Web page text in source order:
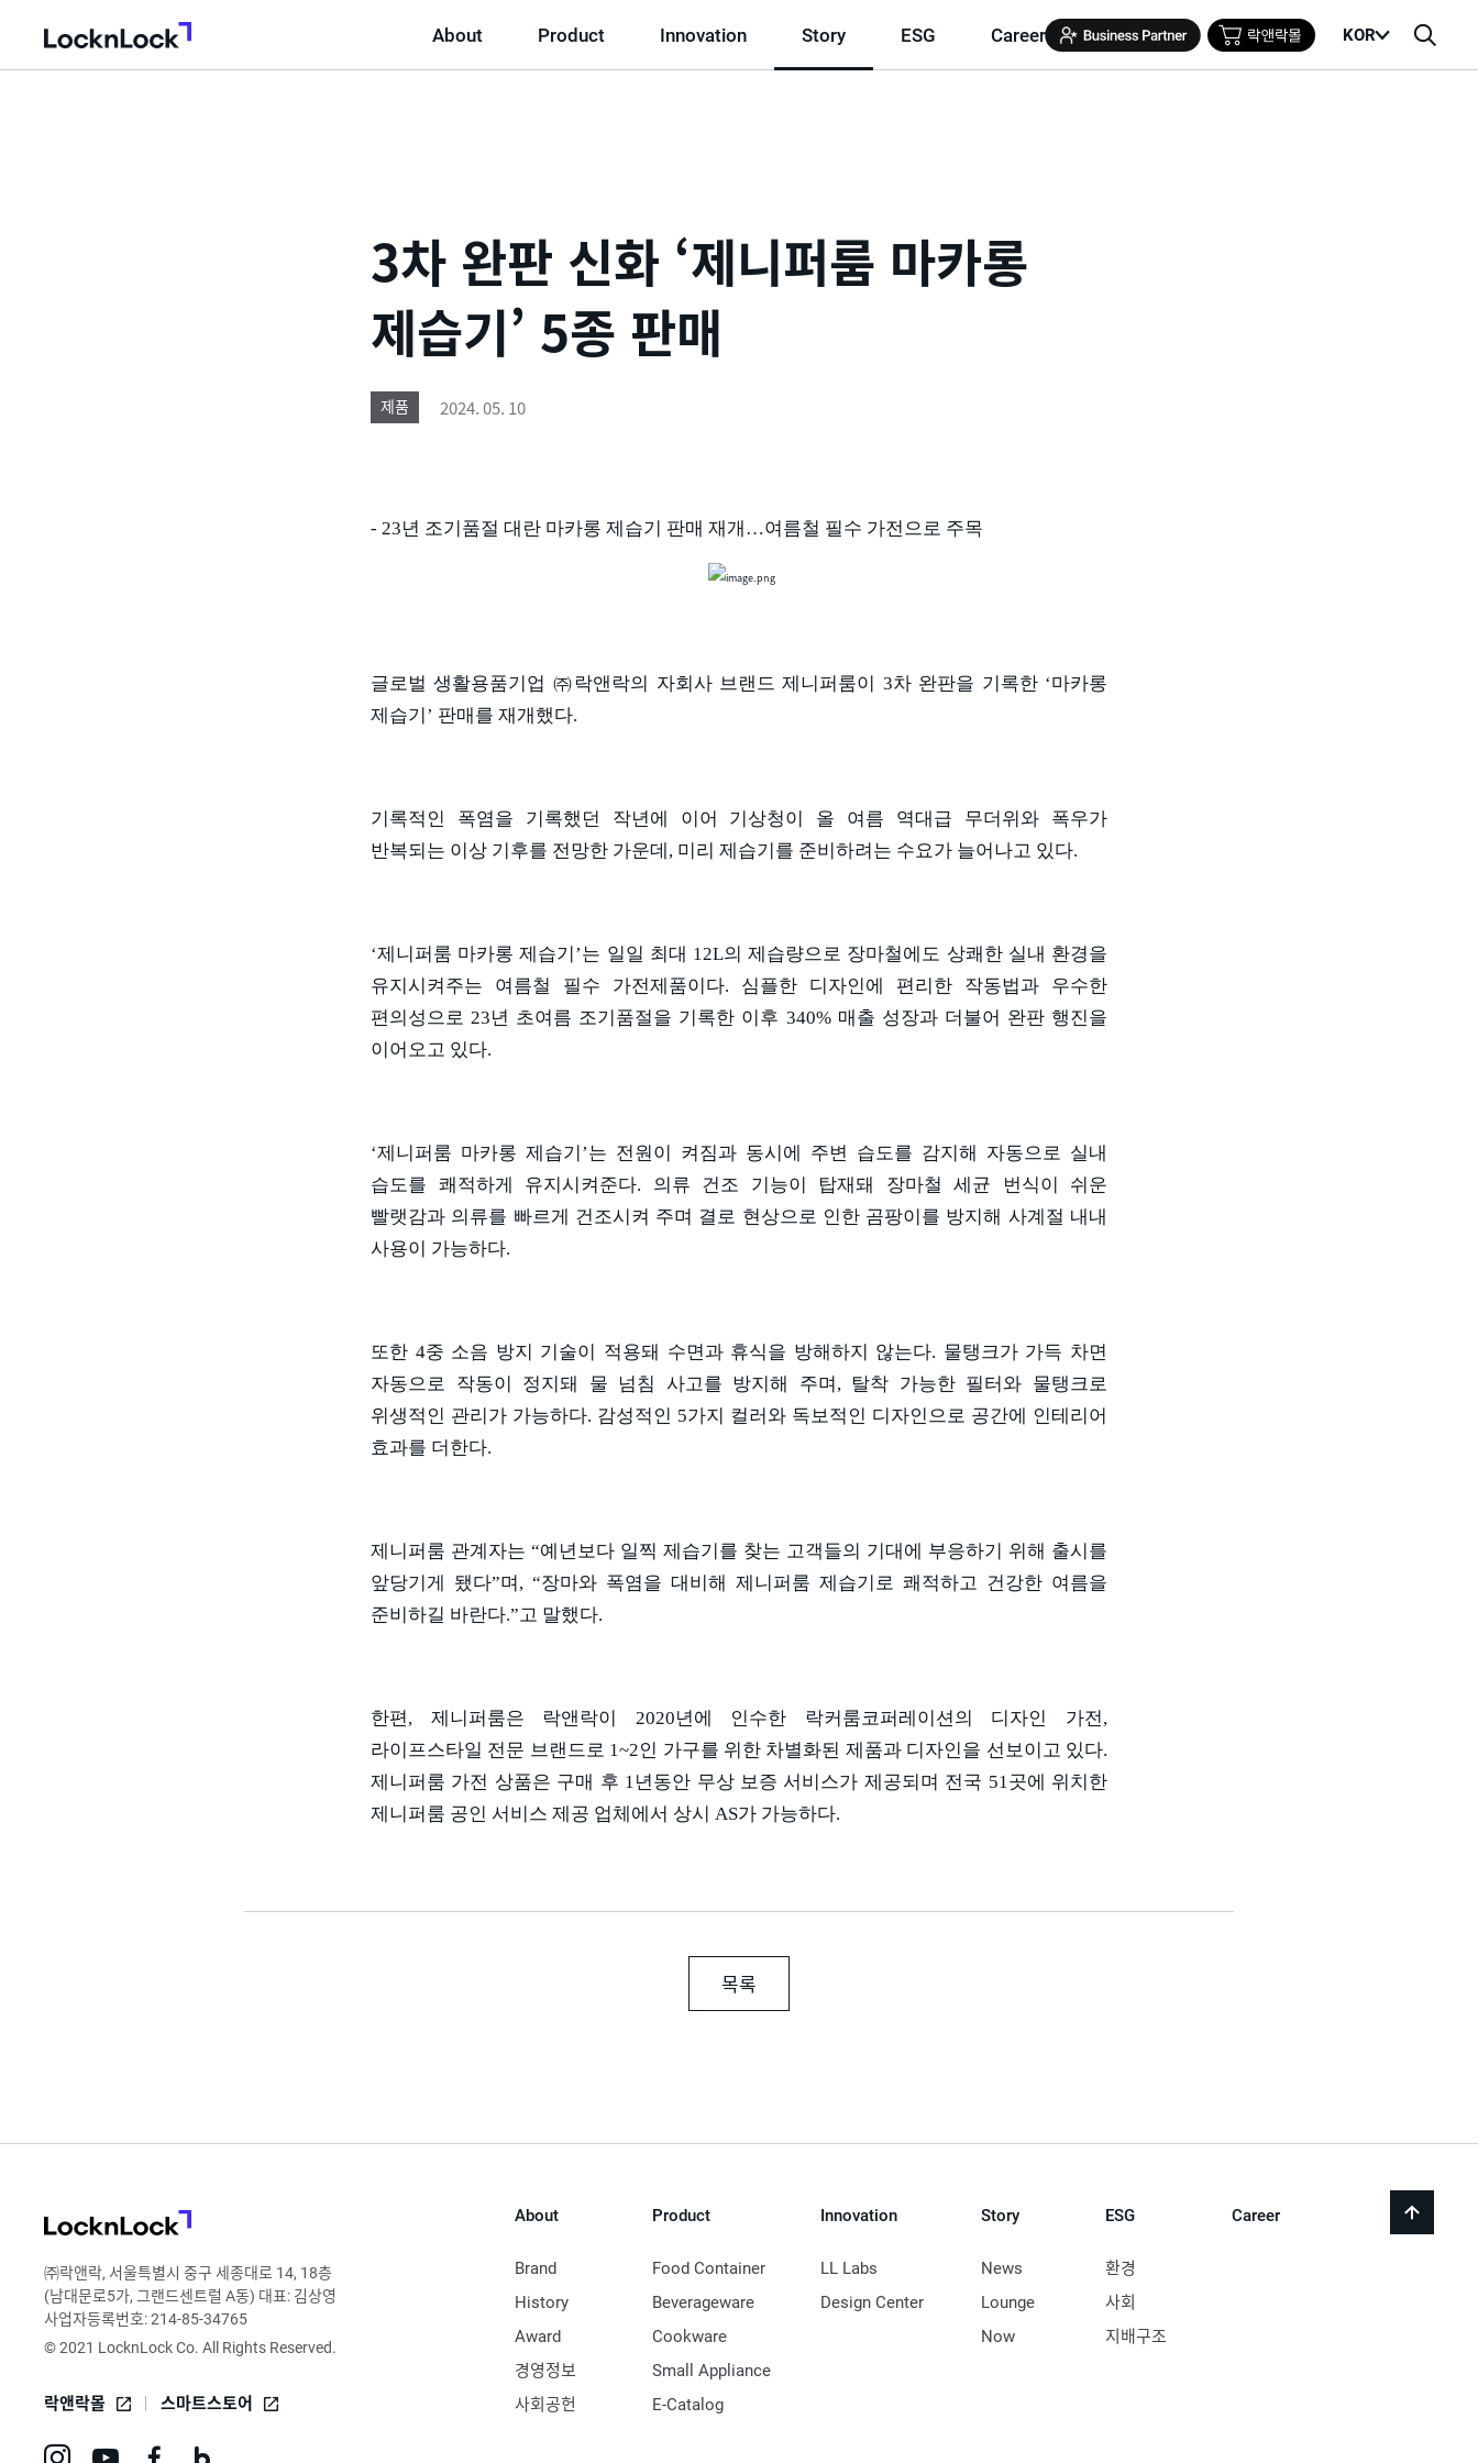
LocknLock
About Product Innovation Story ESG Career KOR
검
뉴
3차 완판 신화 ‘제니퍼룸 마카롱
제습기’ 5종 판매
제품 2024. 05. 10
- 23년 조기품절 대란 마카롱 제습기 판매 재개 …여름철 필수 가전으로 주목
글로벌 생활용품기업 ㈜락앤락의 자회사 브랜드 제니퍼룸이 3차 완판을 기록한‘마카롱
제습기 ’ 판매를 재개했다.
기록적인 폭염을 기록했던 작년에 이어 기상청이 올 여름 역대급 무더위와 폭우가
반복되는 이상 기후를 전망한 가운데 , 미리 제습기를 준비하려는 수요가 늘어나고 있다.
‘제니퍼룸 마카롱 제습기 ’는 일일 최대 12L의 제습량으로 장마철에도 상쾌한 실내 환경을
유지시켜주는 여름철 필수 가전제품이다. 심플한 디자인에 편리한 작동법과 우수한
편의성으로 23년 초여름 조기품절을 기록한 이후 340% 매출 성장과 더불어 완판 행진을
이어오고 있다.
‘제니퍼룸 마카롱 제습기 ’는 전원이 켜짐과 동시에 주변 습도를 감지해 자동으로 실내
습도를 쾌적하게 유지시켜준다. 의류 건조 기능이 탑재돼 장마철 세균 번식이 쉬운
빨랫감과 의류를 빠르게 건조시켜 주며 결로 현상으로 인한 곰팡이를 방지해 사계절 내내
사용이 가능하다.
또한 4중 소음 방지 기술이 적용돼 수면과 휴식을 방해하지 않는다. 물탱크가 가득 차면
자동으로 작동이 정지돼 물 넘침 사고를 방지해 주며 , 탈착 가능한 필터와 물탱크로
위생적인 관리가 가능하다. 감성적인 5가지 컬러와 독보적인 디자인으로 공간에 인테리어
효과를 더한다.
제니퍼룸 관계자는 “예년보다 일찍 제습기를 찾는 고객들의 기대에 부응하기 위해 출시를
앞당기게 됐다”며 , “장마와 폭염을 대비해 제니퍼룸 제습기로 쾌적하고 건강한 여름을
준비하길 바란다.”고 말했다.
한편, 제니퍼룸은 락앤락이 2020년에 인수한 락커룸코퍼레이션의 디자인 가전,
라이프스타일 전문 브랜드로 1~2인 가구를 위한 차별화된 제품과 디자인을 선보이고 있다.
제니퍼룸 가전 상품은 구매 후 1년동안 무상 보증 서비스가 제공되며 전국 51곳에 위치한
제니퍼룸 공인 서비스 제공 업체에서 상시 AS가 가능하다.
목록
back
About
Brand
History
Award
경영정보
사회공헌
Product
Food Container
Beverageware
Cookware
Small Appliance
E-Catalog
Innovation
LL Labs
Design Center
Story
News
Lounge
Now
ESG
환경
사회
지배구조
Career
락앤락몰 스마트스토어
인
© 2021 LocknLock Co. All Rights Reserved.
㈜락앤락, 서울특별시 중구 세종대로 14, 18층
(남대문로5가, 그랜드센트럴 A동) 대표: 김상영
사업자등록번호: 214-85-34765